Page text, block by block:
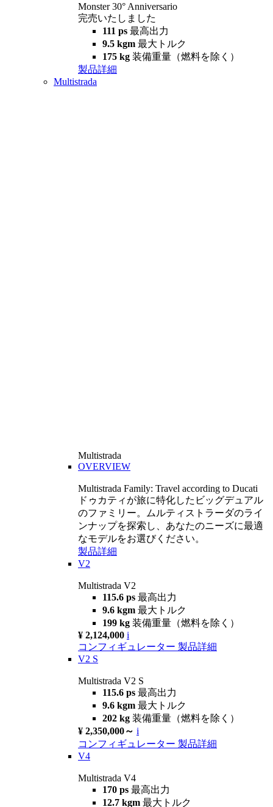
Monster 30° Anniversario
完売いたしました
111 ps 最高出力
9.5 kgm 最大トルク
175 kg 装備重量（燃料を除く）
製品詳細
Multistrada
Multistrada
OVERVIEW
Multistrada Family: Travel according to Ducati
ドゥカティが旅に特化したビッグデュアル
のファミリー。ムルティストラーダのライ
ンナップを探索し、あなたのニーズに最適
なモデルをお選びください。
製品詳細
V2
Multistrada V2
115.6 ps 最高出力
9.6 kgm 最大トルク
199 kg 装備重量（燃料を除く）
¥ 2,124,000 i
コンフィギュレーター 製品詳細
V2 S
Multistrada V2 S
115.6 ps 最高出力
9.6 kgm 最大トルク
202 kg 装備重量（燃料を除く）
¥ 2,350,000～ i
コンフィギュレーター 製品詳細
V4
Multistrada V4
170 ps 最高出力
12.7 kgm 最大トルク